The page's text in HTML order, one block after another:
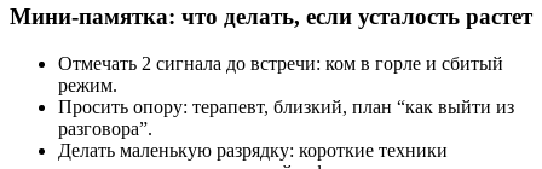
Мини-памятка: что делать, если усталость растет
Отмечать 2 сигнала до встречи: ком в горле и сбитый
режим.
Просить опору: терапевт, близкий, план “как выйти из
разговора”.
Делать маленькую разрядку: короткие техники